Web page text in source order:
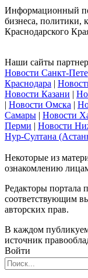
Информационный
бизнеса, политики,
Краснодарского
Наши сайты
Новости Санкт-
Краснодара |
Новости Казани |
| Новости Омска |
Самары | Новости
Перми | Новости
Нур-Султана
Некоторые из
ознакомлению
Редакторы портала
соответствующим
авторских прав.
В каждом
источник
Войти